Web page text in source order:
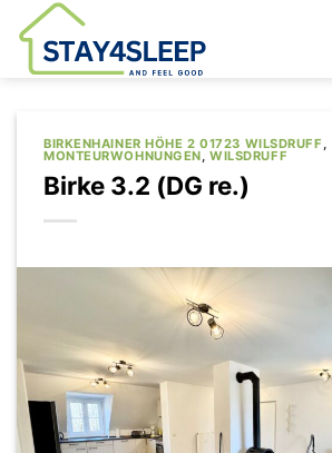
Zum
Inhalt
springen
BIRKENHAINER HÖHE 2 01723 WILSDRUFF ,
MONTEURWOHNUNGEN,WILSDRUFF
Birke 3.2 (DG re.)